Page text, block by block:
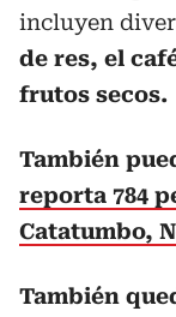
incluyen
de res, el
frutos secos.
También
reporta 784
Catatumbo,
También